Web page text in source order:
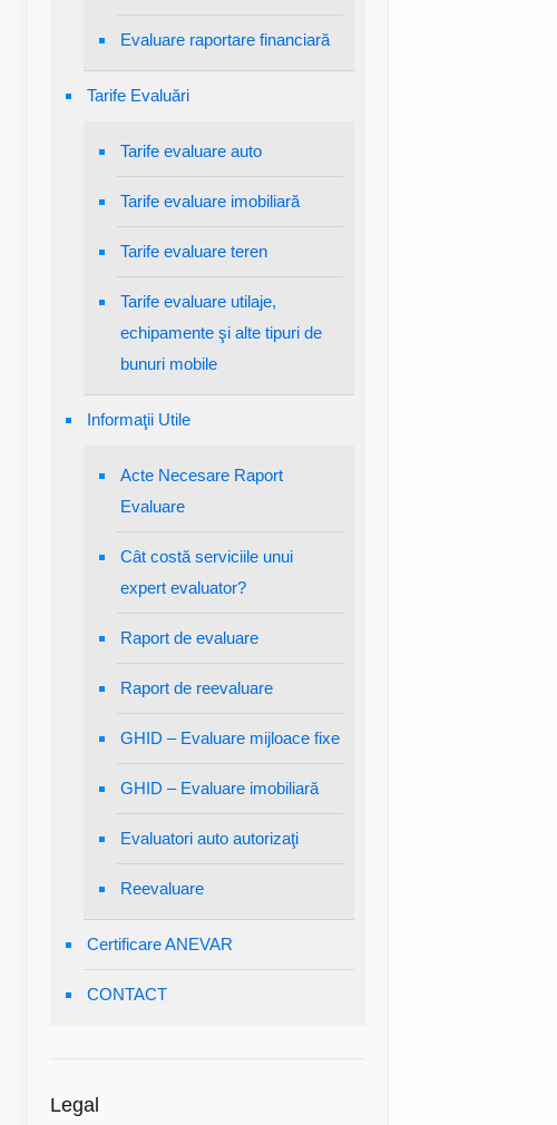
Evaluare raportare financiară
Tarife Evaluări
Tarife evaluare auto
Tarife evaluare imobiliară
Tarife evaluare teren
Tarife evaluare utilaje,
echipamente şi alte tipuri de
bunuri mobile
Informaţii Utile
Acte Necesare Raport
Evaluare
Cât costă serviciile unui
expert evaluator?
Raport de evaluare
Raport de reevaluare
GHID – Evaluare mijloace fixe
GHID – Evaluare imobiliară
Evaluatori auto autorizaţi
Reevaluare
Certificare ANEVAR
CONTACT
Legal